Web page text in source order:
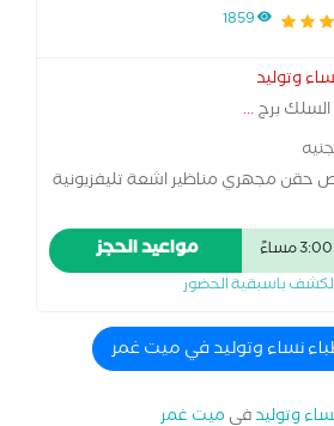
1859
وتوليد
برج...
جنيه
مجهري مناظير اشعة تليفزيونية
مواعيد الحجز
باسبقية الحضور
نساء وتوليد في ميت غمر
وتوليدفي ميت غمر